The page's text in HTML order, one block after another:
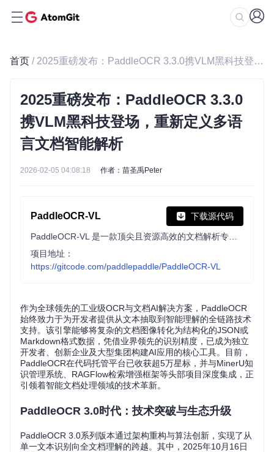
首页 / 2025重磅发布：PaddleOCR 3.3.0携VLM黑科技登场，重新定义多语言文档智能解析
2025重磅发布：PaddleOCR 3.3.0
携VLM黑科技登场，重新定义多语
言文档智能解析
2026-02-05 04:08:18 作者：苗圣禹Peter
PaddleOCR-VL 下载源代码
项目地址：
https://gitcode.com/paddlepaddle/PaddleOCR-VL
作为全球领先的工业级OCR与文档AI解决方案，PaddleOCR
始终致力于为开发者提供从文本抽取到智能理解的全链路技术
支持。该引擎能够将复杂的文档图像转化为结构化的JSON或
Markdown格式数据，凭借业界领先的识别精度，已成为独立
开发者、创新企业及大型集团构建AI应用的核心工具。目前，
PaddleOCR在代码托管平台已收获超5万星标，并与MinerU知
识管理系统、RAGFlow检索增强框架等头部项目深度集成，正
引领着智能文档处理领域的技术革新。
PaddleOCR 3.0时代：技术突破与生态升级
PaddleOCR 3.0系列版本通过架构重构与算法创新，实现了从
单一文本识别向全文档理解的跨越。其中，2025年10月16日